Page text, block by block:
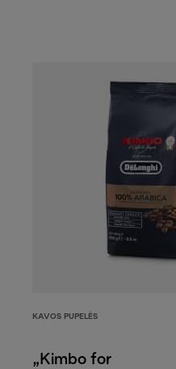
KAVOS PUPELĖS
„Kimbo for